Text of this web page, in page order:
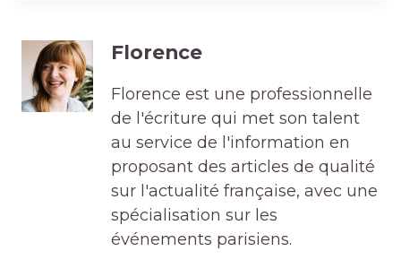
Florence
Florence est une professionnelle
de l'écriture qui met son talent
au service de l'information en
proposant des articles de qualité
sur l'actualité française, avec une
spécialisation sur les
événements parisiens.